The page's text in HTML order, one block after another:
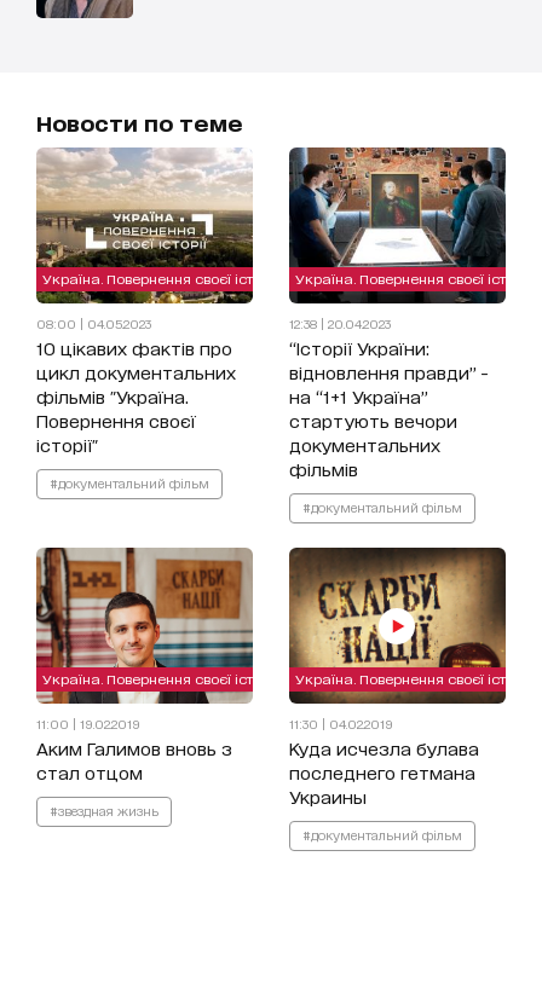
Новости по теме
Україна. Повернення своєї історії
08:00 | 04.05.2023
10 цікавих фактів про
цикл документальних
фільмів "Україна.
Повернення своєї
історії"
#документальний фільм
Україна. Повернення своєї історії
12:38 | 20.04.2023
“Історії України:
відновлення правди” -
на “1+1 Україна”
стартують вечори
документальних
фільмів
#документальний фільм
Україна. Повернення своєї історії
11:00 | 19.02.2019
Аким Галимов вновь з
стал отцом
#звездная жизнь
Україна. Повернення своєї історії
11:30 | 04.02.2019
Куда исчезла булава
последнего гетмана
Украины
#документальний фільм